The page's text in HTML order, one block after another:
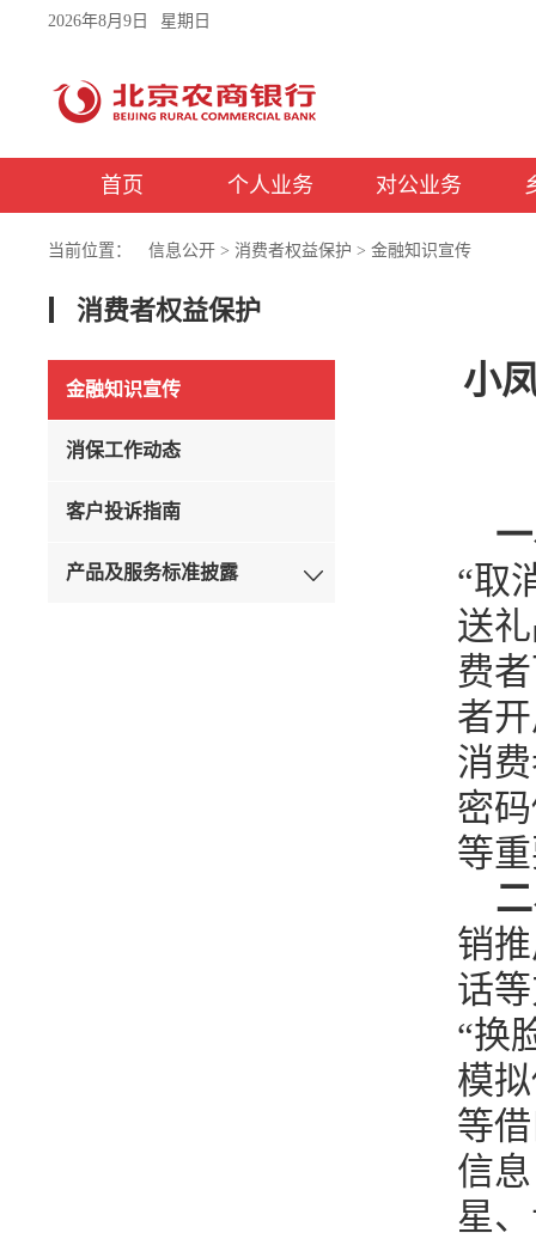
2026年8月9日 星期日
首页 个人业务 对公业务
当前位置： 信息公开 > 消费者权益保护 > 金融知识宣传
消费者权益保护
金融知识宣传
消保工作动态
客户投诉指南
产品及服务标准披露
小
“取
送
费
者
消
密
等
销
话
“换
模
等
信
星